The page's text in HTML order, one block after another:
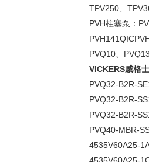
TPV250、
PVH柱塞泵：
PVQ10、
VICKERS威格
PVQ32-B2R-
PVQ32-B2R-
PVQ32-B2R-
PVQ40-MBR-
4535V60A25-